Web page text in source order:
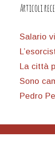
Articoli
Salario
La città
Sono
Pedro